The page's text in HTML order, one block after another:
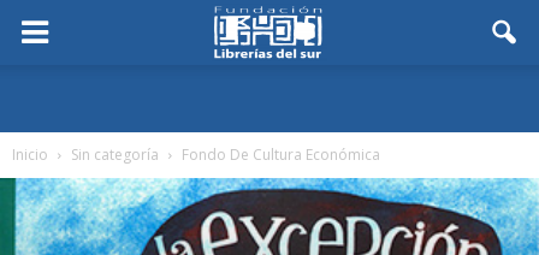
Inicio Sin categoría Fondo De Cultura Económica